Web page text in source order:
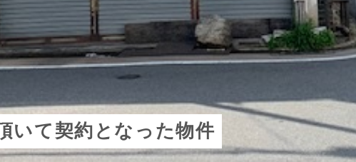
て契約となった物件